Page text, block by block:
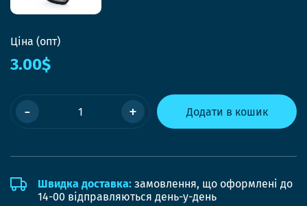
Ціна (опт)
3.00$
- + Додати в кошик
Швидка доставка: замовлення, що оформлені до
14-00 відправляються день-у-день